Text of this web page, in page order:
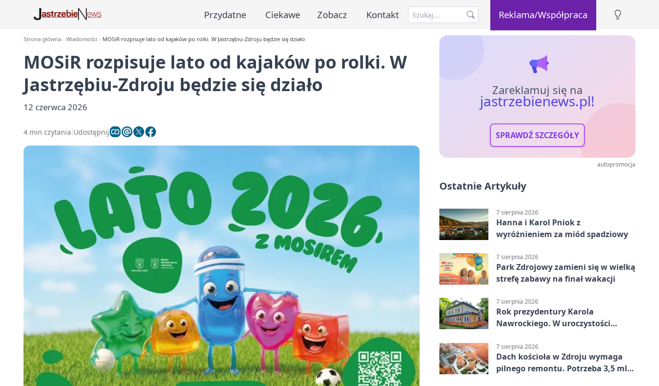
Przydatne Ciekawe Zobacz Kontakt Reklama/Współpraca
Strona główna Wiadomości MOSiR rozpisuje lato od kajaków po rolki. W Jastrzębiu-Zdroju będzie się działo
MOSiR rozpisuje lato od kajaków po rolki. W
Jastrzębiu-Zdroju będzie się działo
12 czerwca 2026
4 min czytania Udostępnij
Zareklamuj się na
jastrzebienews.pl!
SPRAWDŹ SZCZEGÓŁY
autopromocja
Ostatnie Artykuły
7 sierpnia 2026
Hanna i Karol Pniok z
wyróżnieniem za miód spadziowy
7 sierpnia 2026
Park Zdrojowy zamieni się w wielką
strefę zabawy na finał wakacji
7 sierpnia 2026
Rok prezydentury Karola
Nawrockiego. W uroczystości
7 sierpnia 2026
Dach kościoła w Zdroju wymaga
pilnego remontu. Potrzeba 3,5 mln